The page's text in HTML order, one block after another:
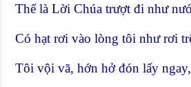
Thế là Lời Chúa trượt đi như
Có hạt rơi vào lòng tôi như rơi
Tôi vội vã, hớn hở đón lấy ngay,